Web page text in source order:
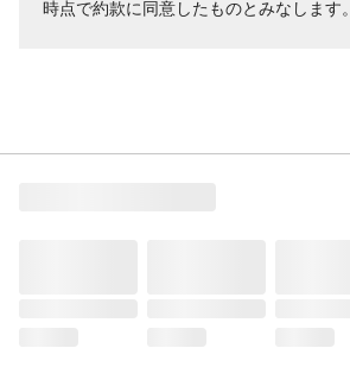
時点で約款に同意したものとみなします。